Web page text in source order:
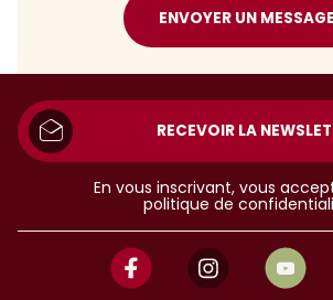
ENVOYER UN MESSAGE
RECEVOIR LA
En vous inscrivant, vous
politique de